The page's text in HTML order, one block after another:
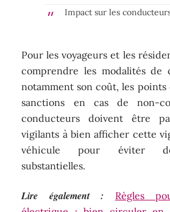
Impact sur les
Pour les voyageurs et les
comprendre les modalités de
notamment son coût, les points
sanctions en cas de non-
conducteurs doivent être
vigilants à bien afficher cette
véhicule pour éviter
substantielles.
Lire également :
Règles